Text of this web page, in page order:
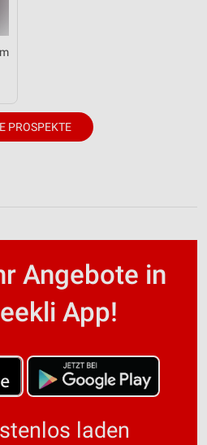
PROSPEKTE
Angebote in
App!
laden